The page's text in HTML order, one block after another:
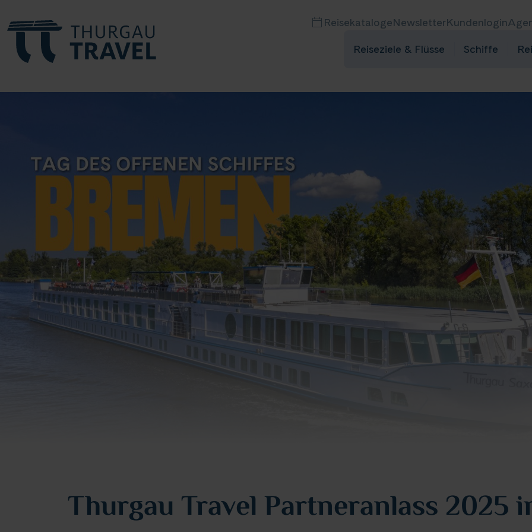
ReisekatalogeNewsletterKundenlogin
Reiseziele & Flüsse Schiffe
Thurgau Travel Partneranlass 2025